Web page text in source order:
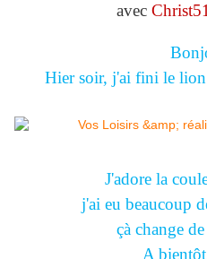
avec
Hier soir, j'ai fini le
J'adore la
j'ai eu beaucoup
çà change
A